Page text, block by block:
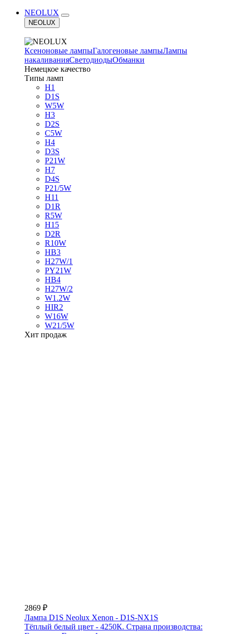
NEOLUX
NEOLUX
Ксеноновые лампыГалогеновые лампыЛампы
накаливанияСветодиодыОбманки
Немецкое качество
Типы ламп
H1
D1S
W5W
H3
D2S
C5W
H4
D3S
P21W
H7
D4S
P21/5W
H11
D1R
R5W
H15
D2R
R10W
HB3
H27W/1
PY21W
HB4
H27W/2
W1.2W
HIR2
W16W
W21/5W
Хит продаж
2869 ₽
Лампа D1S Neolux Xenon - D1S-NX1S
Тёплый белый цвет - 4250К. Страна производства: